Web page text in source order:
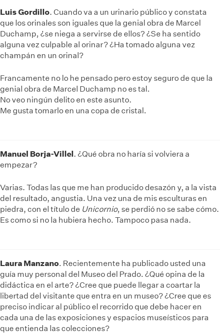
Luis Gordillo. Cuando va a un urinario público y constata
que los orinales son iguales que la genial obra de Marcel
Duchamp, ¿se niega a servirse de ellos? ¿Se ha sentido
alguna vez culpable al orinar? ¿Ha tomado alguna vez
champán en un orinal?
Francamente no lo he pensado pero estoy seguro de que la
genial obra de Marcel Duchamp no es tal.
No veo ningún delito en este asunto.
Me gusta tomarlo en una copa de cristal.
Manuel Borja-Villel. ¿Qué obra no haría si volviera a
empezar?
Varias. Todas las que me han producido desazón y, a la vista
del resultado, angustia. Una vez una de mis esculturas en
piedra, con el título de Unicornio, se perdió no se sabe cómo.
Es como si no la hubiera hecho. Tampoco pasa nada.
Laura Manzano. Recientemente ha publicado usted una
guía muy personal del Museo del Prado. ¿Qué opina de la
didáctica en el arte? ¿Cree que puede llegar a coartar la
libertad del visitante que entra en un museo? ¿Cree que es
preciso indicar al público el recorrido que debe hacer en
cada una de las exposiciones y espacios museísticos para
que entienda las colecciones?